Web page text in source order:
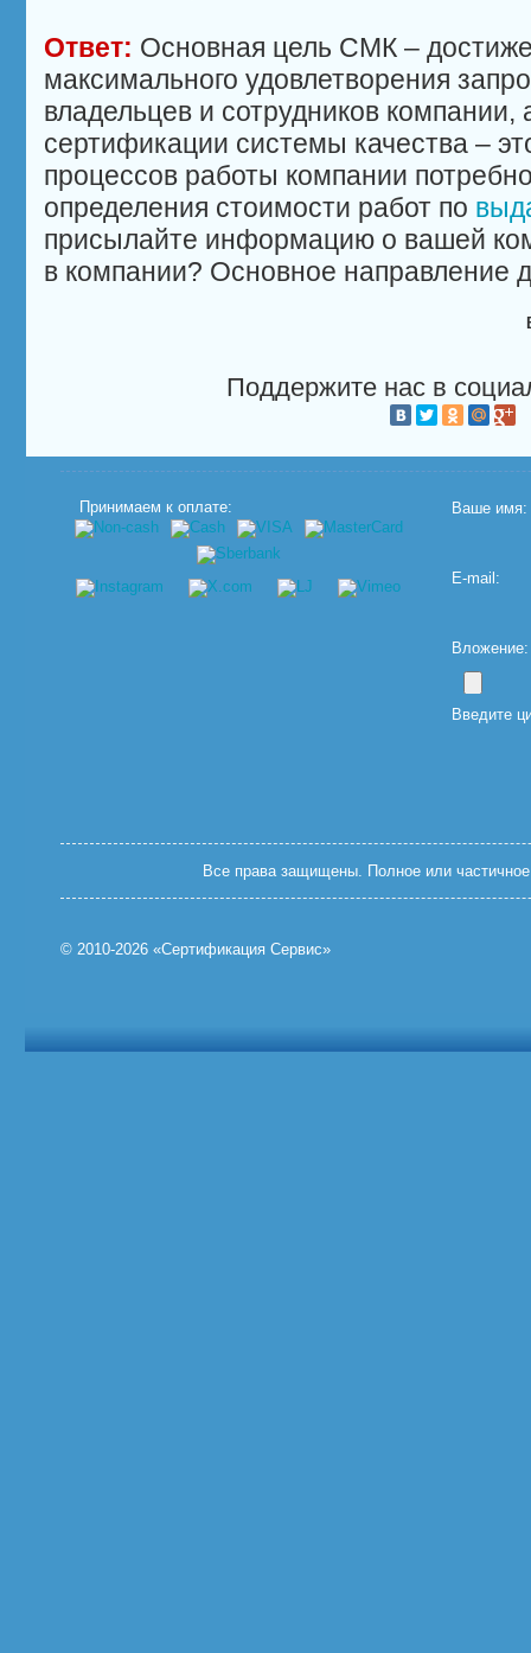
Ответ: Основная цель СМК –
максимального удовлетворения
владельцев и сотрудников
сертификации системы качества –
процессов работы компании
определения стоимости работ по
присылайте информацию о вашей
в компании? Основное направление
Поддержите нас в
Принимаем к оплате: Ваше имя:
E-mail:
Введите
Все права защищены. Полное или частичное
© 2010-2026 «Сертификация Сервис»